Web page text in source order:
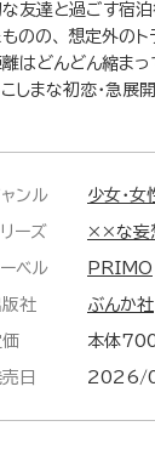
友達と過ごす宿
のの、 想定外の
離はどんどん縮ま
しまな初恋・急展
ンル 少女・女
ーズ ××な妄
ベル PRIMO
社 ぶんか社
本体
日 2026/